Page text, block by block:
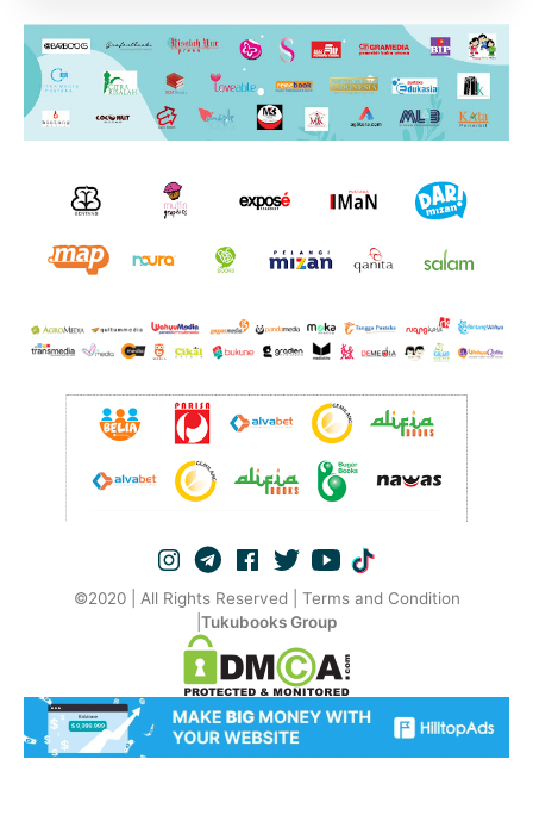
©2020 | All Rights Reserved | Terms and Condition
Tukubooks Group